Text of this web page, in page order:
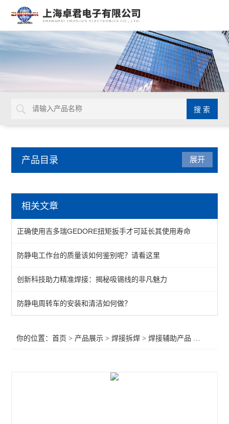
产品目录
吸锡线
QUICK吸烟仪
恒温热风机
返修产品
电焊台
展开
相关文章
正确使用吉多瑞GEDORE扭矩扳手才可延长其使用寿命
防静电工作台的质量该如何鉴别呢？请看这里
创新科技助力精准焊接：揭秘吸锡线的非凡魅力
防静电周转车的安装和清洁如何做？
你的位置：首页 > 产品展示 >焊接拆焊 >焊接辅助产品